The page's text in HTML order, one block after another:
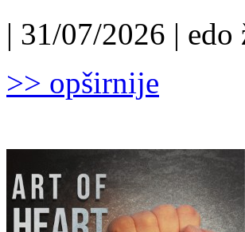
| 31/07/2026 |
>> opširnije